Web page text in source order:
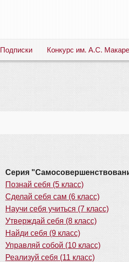
Подписки Конкурс им. А.С.
Серия
Познай себя (5 класс)
Сделай себя сам (6 класс)
Научи себя учиться (7 класс)
Утверждай себя (8 класс)
Найди себя (9 класс)
Управляй собой (10 класс)
Реализуй себя (11 класс)